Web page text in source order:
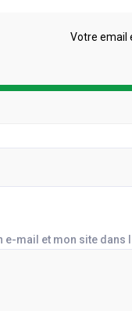
Votre email
e-mail et mon site